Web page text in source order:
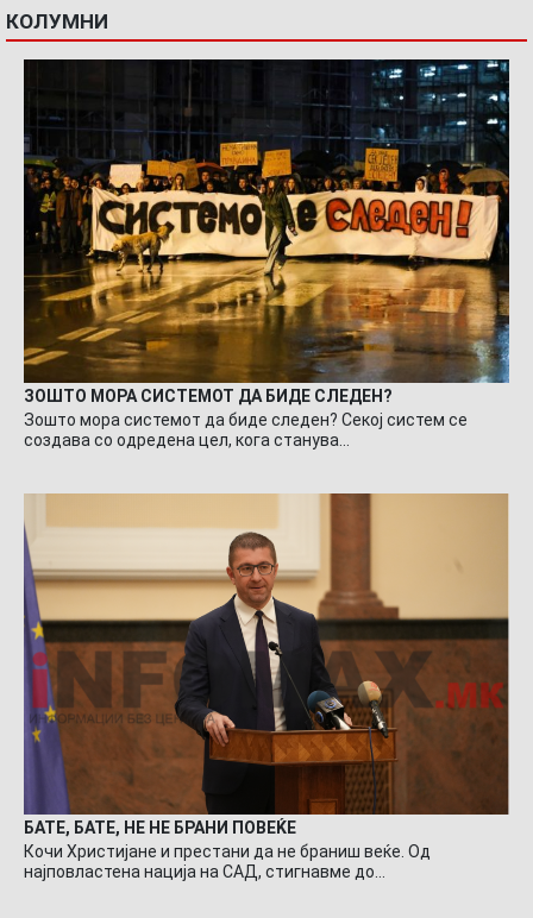
КОЛУМНИ
ЗОШТО МОРА СИСТЕМОТ ДА БИДЕ СЛЕДЕН?
Зошто мора системот да биде следен? Секој систем се
создава со одредена цел, кога станува…
БАТЕ, БАТЕ, НЕ НЕ БРАНИ ПОВЕЌЕ
Кочи Христијане и престани да не браниш веќе. Од
најповластена нација на САД, стигнавме до…